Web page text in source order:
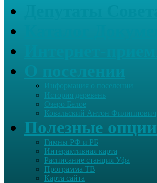
Информация о поселении
История деревень
Озеро Белое
Ковальский Антон Филиппович
Полезные опции
Гимны РФ и РБ
Интерактивная карта
Расписание станция Уфа
Программа ТВ
Карта сайта